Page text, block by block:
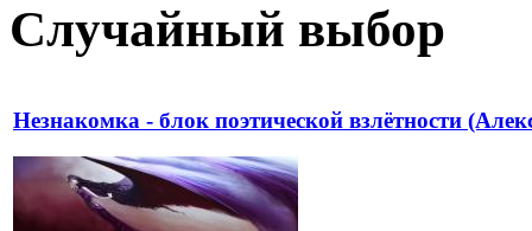
Случайный выбор
Незнакомка - блок поэтической взлётности